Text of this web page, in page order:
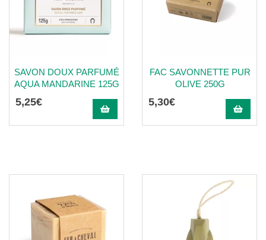
SAVON DOUX PARFUMÉ
AQUA MANDARINE 125G
5,25€
FAC SAVONNETTE PUR
OLIVE 250G
5,30€